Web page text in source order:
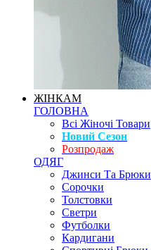
ЖІНКАМ
ГОЛОВНА
Всі Жіночі Товари
Новий Сезон
Розпродаж
ОДЯГ
Джинси Та Брюки
Сорочки
Толстовки
Светри
Футболки
Кардигани